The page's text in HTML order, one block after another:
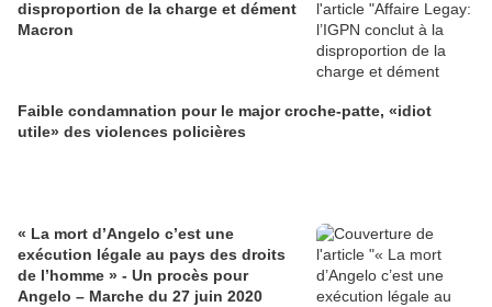
disproportion de la charge et dément
Macron
Faible condamnation pour le major croche-patte, «idiot
utile» des violences policières
« La mort d’Angelo c’est une
exécution légale au pays des droits
de l’homme » - Un procès pour
Angelo – Marche du 27 juin 2020